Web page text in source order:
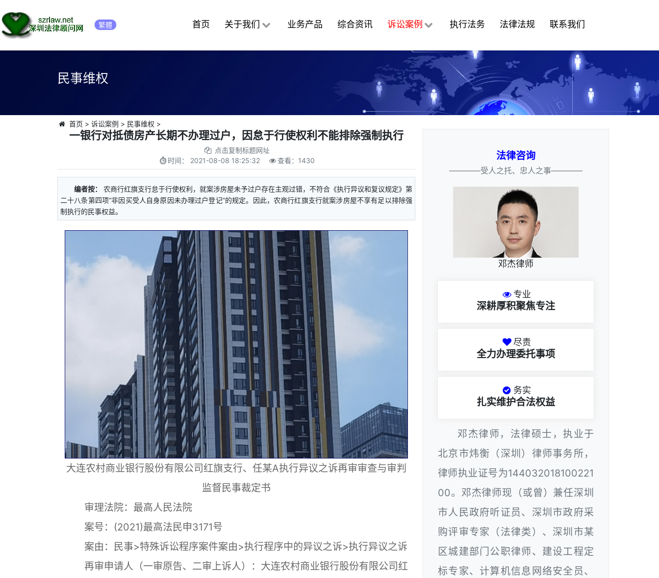
繁體 首页 关于我们 业务产品 综合资讯 诉讼案例 执行法务 法律法规 联系我们
民事维权
首页 > 诉讼案例 > 民事维权 >
一银行对抵债房产长期不办理过户，因怠于行使权利不能排除强制执行
点击复制标题网址
时间： 2021-08-08 18:25:32 查看： 1430
编者按：
农商行红旗支行怠于行使权利，就案涉房屋未予过户存在主观过错，不符合《执行异议和复议规定》第
二十八条第四项“非因买受人自身原因未办理过户登记”的规定。因此，农商行红旗支行就案涉房屋不享有足以排除强
制执行的民事权益。
大连农村商业银行股份有限公司红旗支行、任某A执行异议之诉再审审查与审判
监督民事裁定书
审理法院：最高人民法院
案号：(2021)最高法民申3171号
案由：民事>特殊诉讼程序案件案由>执行程序中的异议之诉>执行异议之诉
再审申请人（一审原告、二审上诉人）：大连农村商业银行股份有限公司红
法律咨询
————受人之托、忠人之事————
邓杰律师
专业
深耕厚积聚焦专注
尽责
全力办理委托事项
务实
扎实维护合法权益
邓杰律师，法律硕士，执业于
北京市炜衡（深圳）律师事务所，
律师执业证号为144032018100221
00。邓杰律师现（或曾）兼任深圳
市人民政府听证员、深圳市政府采
购评审专家（法律类）、深圳市某
区城建部门公职律师、建设工程定
标专家、计算机信息网络安全员、